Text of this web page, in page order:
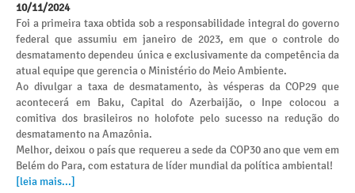
10/11/2024
Foi a primeira taxa obtida sob a responsabilidade integral do governo
federal que assumiu em janeiro de 2023, em que o controle do
desmatamento dependeu única e exclusivamente da competência da
atual equipe que gerencia o Ministério do Meio Ambiente.
Ao divulgar a taxa de desmatamento, às vésperas da COP29 que
acontecerá em Baku, Capital do Azerbaijão, o Inpe colocou a
comitiva dos brasileiros no holofote pelo sucesso na redução do
desmatamento na Amazônia.
Melhor, deixou o país que requereu a sede da COP30 ano que vem em
Belém do Para, com estatura de líder mundial da política ambiental!
[leia mais...]